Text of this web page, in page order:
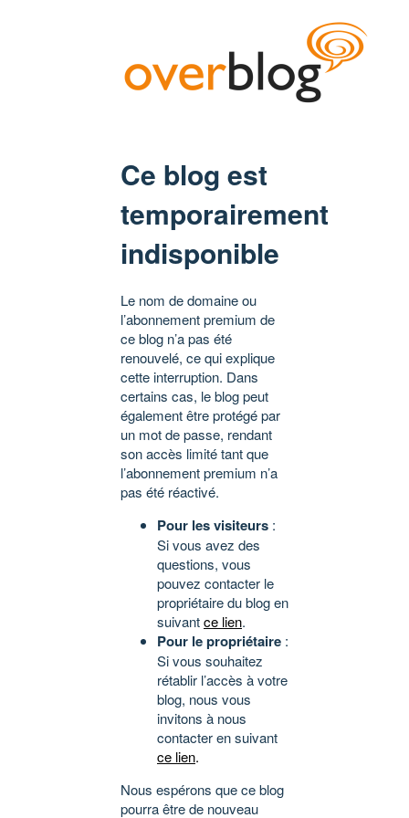
Ce blog est
temporairement
indisponible
Le nom de domaine ou
l’abonnement premium de
ce blog n’a pas été
renouvelé, ce qui explique
cette interruption. Dans
certains cas, le blog peut
également être protégé par
un mot de passe, rendant
son accès limité tant que
l’abonnement premium n’a
pas été réactivé.
Pour les visiteurs :
Si vous avez des
questions, vous
pouvez contacter le
propriétaire du blog en
suivantce lien.
Pour le propriétaire :
Si vous souhaitez
rétablir l’accès à votre
blog, nous vous
invitons à nous
contacter en suivant
ce lien.
Nous espérons que ce blog
pourra être de nouveau